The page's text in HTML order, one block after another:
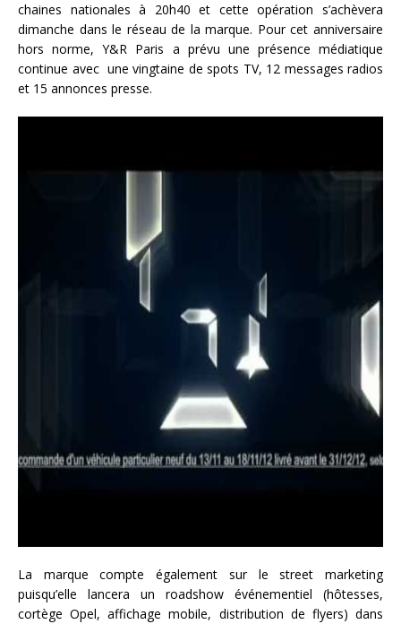
chaines nationales à 20h40 et cette opération s’achèvera
dimanche dans le réseau de la marque. Pour cet anniversaire
hors norme, Y&R Paris a prévu une présence médiatique
continue avec une vingtaine de spots TV, 12 messages radios
et 15 annonces presse.
La marque compte également sur le street marketing
puisqu’elle lancera un roadshow événementiel (hôtesses,
cortège Opel, affichage mobile, distribution de flyers) dans